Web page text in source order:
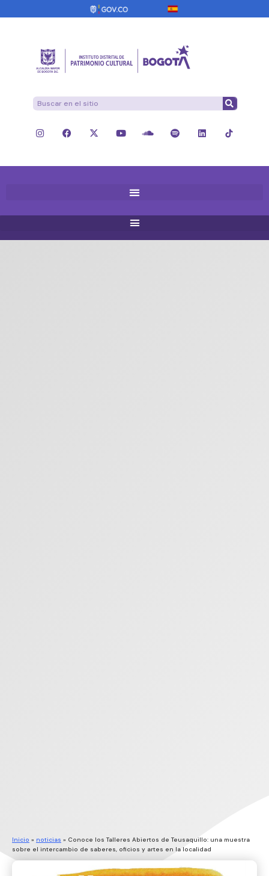
Inicio » noticias » Conoce los Talleres Abiertos de Teusaquillo: una muestra
sobre el intercambio de saberes, oficios y artes en la localidad